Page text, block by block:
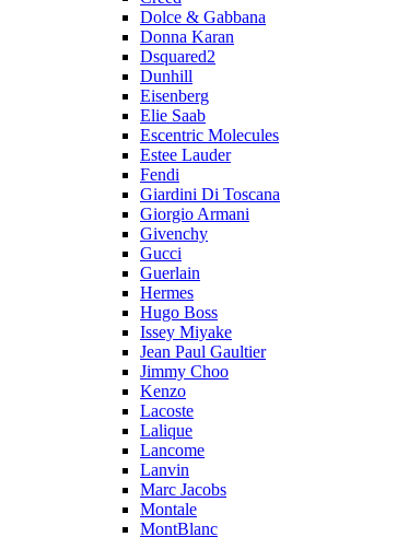
Dolce & Gabbana
Donna Karan
Dsquared2
Dunhill
Eisenberg
Elie Saab
Escentric Molecules
Estee Lauder
Fendi
Giardini Di Toscana
Giorgio Armani
Givenchy
Gucci
Guerlain
Hermes
Hugo Boss
Issey Miyake
Jean Paul Gaultier
Jimmy Choo
Kenzo
Lacoste
Lalique
Lancome
Lanvin
Marc Jacobs
Montale
MontBlanc